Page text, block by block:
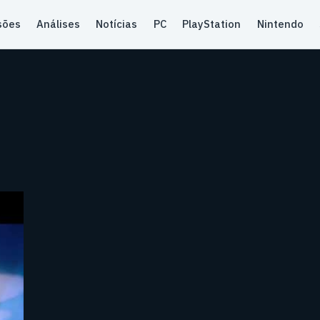
Análises Notícias PC PlayStation Nintendo